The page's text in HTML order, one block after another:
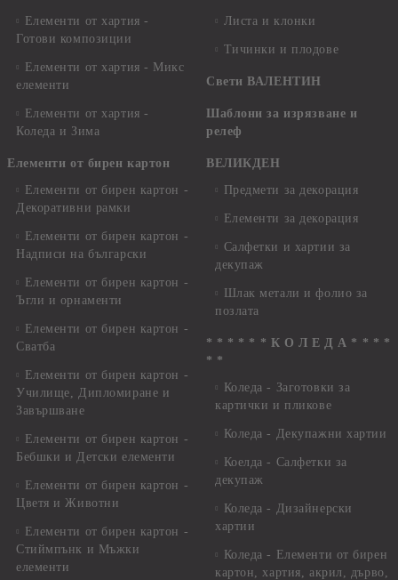
Елементи от хартия -
Готови композиции
Елементи от хартия - Микс
елементи
Елементи от хартия -
Коледа и Зима
Елементи от бирен картон
Елементи от бирен картон -
Декоративни рамки
Елементи от бирен картон -
Надписи на български
Елементи от бирен картон -
Ъгли и орнаменти
Елементи от бирен картон -
Сватба
Елементи от бирен картон -
Училище, Дипломиране и
Завършване
Елементи от бирен картон -
Бебшки и Детски елементи
Елементи от бирен картон -
Цветя и Животни
Елементи от бирен картон -
Стиймпънк и Мъжки
елементи
Листа и клонки
Тичинки и плодове
Свети ВАЛЕНТИН
Шаблони за изрязване и
релеф
ВЕЛИКДЕН
Предмети за декорация
Елементи за декорация
Салфетки и хартии за
декупаж
Шлак метали и фолио за
позлата
* * * * * * К О Л Е Д А * * * *
* *
Коледа - Заготовки за
картички и пликове
Коледа - Декупажни хартии
Коелда - Салфетки за
декупаж
Коледа - Дизайнерски
хартии
Коледа - Eлементи от бирен
картон, хартия, акрил, дърво,